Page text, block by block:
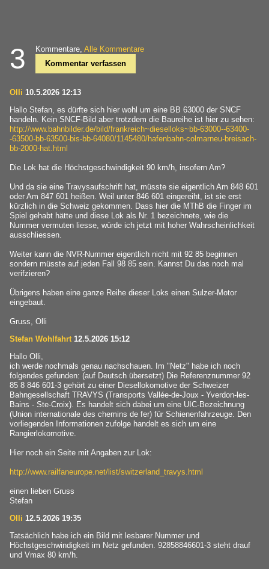
3 Kommentare, Alle Kommentare
Kommentar verfassen
Olli 10.5.2026 12:13
Hallo Stefan, es dürfte sich hier wohl um eine BB 63000 der SNCF
handeln. Kein SNCF-Bild aber trotzdem die Baureihe ist hier zu sehen:
http://www.bahnbilder.de/bild/frankreich~dieselloks~bb-63000--63400-
-63500-bb-63500-bis-bb-64080/1145480/hafenbahn-colmarneu-breisach-
bb-2000-hat.html
Die Lok hat die Höchstgeschwindigkeit 90 km/h, insofern Am?
Und da sie eine Travysaufschrift hat, müsste sie eigentlich Am 848 601
oder Am 847 601 heißen. Weil unter 846 601 eingereiht, ist sie erst
kürzlich in die Schweiz gekommen. Dass hier die MThB die Finger im
Spiel gehabt hätte und diese Lok als Nr. 1 bezeichnete, wie die
Nummer vermuten liesse, würde ich jetzt mit hoher Wahrscheinlichkeit
ausschliessen.
Weiter kann die NVR-Nummer eigentlich nicht mit 92 85 beginnen
sondern müsste auf jeden Fall 98 85 sein. Kannst Du das noch mal
verifzieren?
Übrigens haben eine ganze Reihe dieser Loks einen Sulzer-Motor
eingebaut.
Gruss, Olli
Stefan Wohlfahrt 12.5.2026 15:12
Hallo Olli,
ich werde nochmals genau nachschauen. Im "Netz" habe ich noch
folgendes gefunden: (auf Deutsch übersetzt) Die Referenznummer 92
85 8 846 601-3 gehört zu einer Diesellokomotive der Schweizer
Bahngesellschaft TRAVYS (Transports Vallée-de-Joux - Yverdon-les-
Bains - Ste-Croix). Es handelt sich dabei um eine UIC-Bezeichnung
(Union internationale des chemins de fer) für Schienenfahrzeuge. Den
vorliegenden Informationen zufolge handelt es sich um eine
Rangierlokomotive.
Hier noch ein Seite mit Angaben zur Lok:
http://www.railfaneurope.net/list/switzerland_travys.html
einen lieben Gruss
Stefan
Olli 12.5.2026 19:35
Tatsächlich habe ich ein Bild mit lesbarer Nummer und
Höchstgeschwindigkeit im Netz gefunden. 92858846601-3 steht drauf
und Vmax 80 km/h.